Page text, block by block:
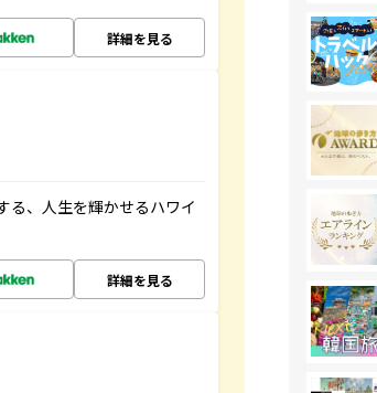
詳細を見る
る、人生を輝かせるハワイ
詳細を見る